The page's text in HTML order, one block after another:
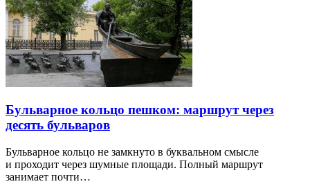
Бульварное кольцо пешком: маршрут через
десять бульваров
Бульварное кольцо не замкнуто в буквальном смысле
и проходит через шумные площади. Полный маршрут
занимает почти…